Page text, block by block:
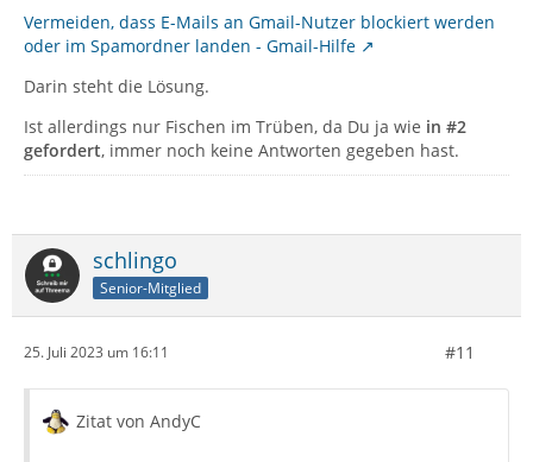
Vermeiden, dass E-Mails an Gmail-Nutzer blockiert werden
oder im Spamordner landen - Gmail-Hilfe
Darin steht die Lösung.
Ist allerdings nur Fischen im Trüben, da Du ja wie in #2
gefordert, immer noch keine Antworten gegeben hast.
schlingo
Senior-Mitglied
25. Juli 2023 um 16:11 #11
Zitat von AndyC